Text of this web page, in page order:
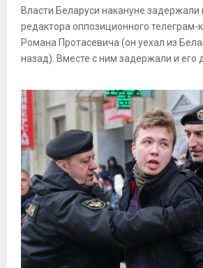
Власти Беларуси накануне задержали
редактора оппозиционного телеграм-
Романа Протасевича (он уехал из
назад). Вместе с ним задержали и его